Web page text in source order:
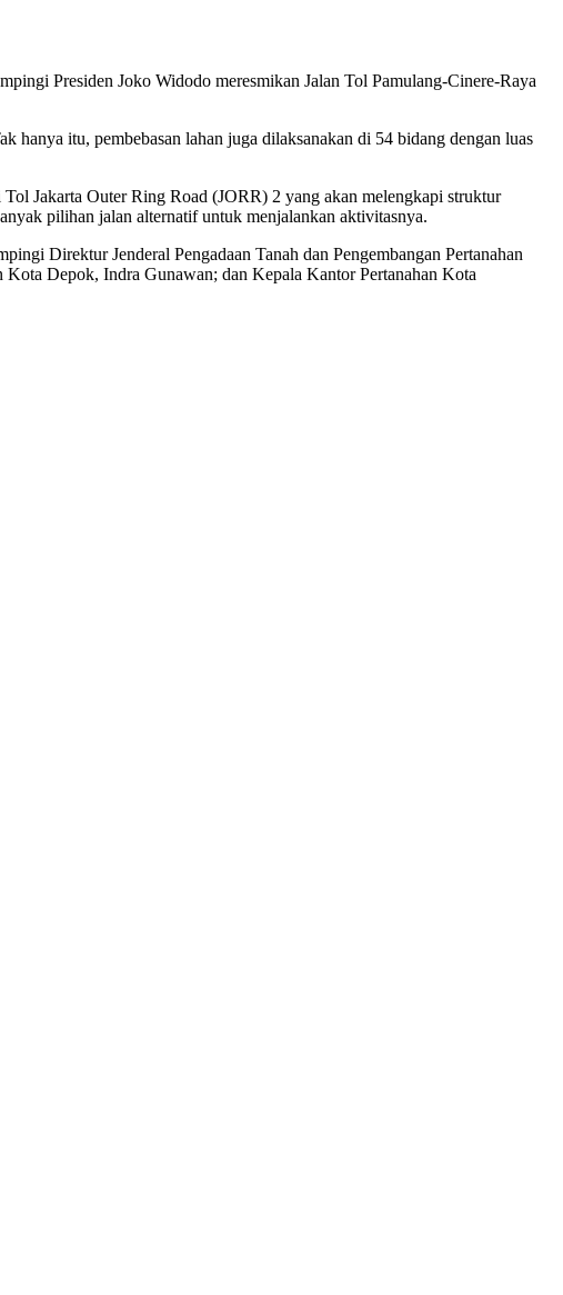
Presiden Joko Widodo meresmikan Jalan Tol Pamulang-Cinere-Raya
hanya itu, pembebasan lahan juga dilaksanakan di 54 bidang dengan luas
Jakarta Outer Ring Road (JORR) 2 yang akan melengkapi struktur
pilihan jalan alternatif untuk menjalankan aktivitasnya.
Direktur Jenderal Pengadaan Tanah dan Pengembangan Pertanahan
Depok, Indra Gunawan; dan Kepala Kantor Pertanahan Kota